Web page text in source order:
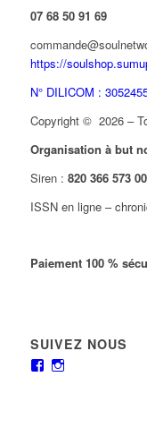
07 68 50 91 69
https://
N° DILICOM :
Copyright © 2026 –
Organisation à but
Siren : 820 366 573
ISSN en ligne –
Paiement 100 %
SUIVEZ NOUS